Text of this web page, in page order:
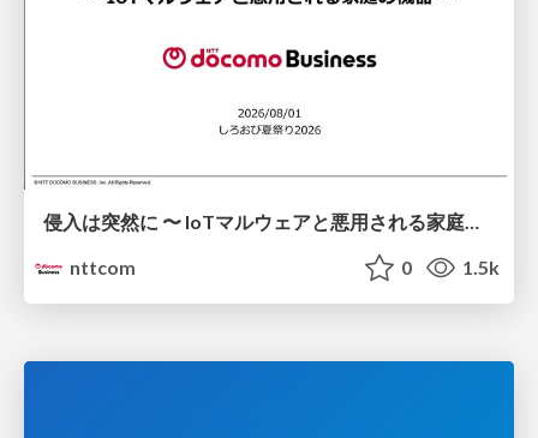
侵入は突然に 〜 IoTマルウェアと悪用される家庭の機器 ～ / When Intrusion Strikes: IoT Malware and the Abuse of Home Devices
nttcom
0 1.5k